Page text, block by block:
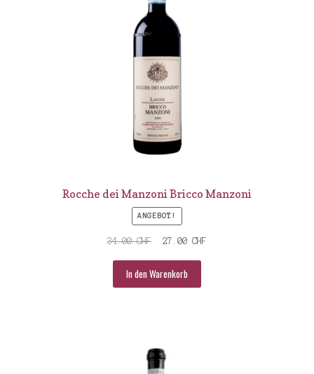
Rocche dei Manzoni Bricco Manzoni
ANGEBOT!
34.00CHF
Ursprünglicher
war:
34.00 CHF
27.00 CHFAktueller
In den Warenkorb